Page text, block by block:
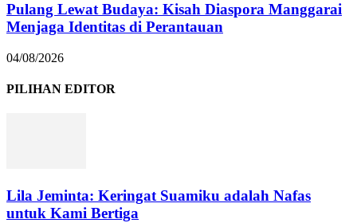
Pulang Lewat Budaya: Kisah Diaspora Manggarai
Menjaga Identitas di Perantauan
04/08/2026
PILIHAN EDITOR
Lila Jeminta: Keringat Suamiku adalah Nafas
untuk Kami Bertiga